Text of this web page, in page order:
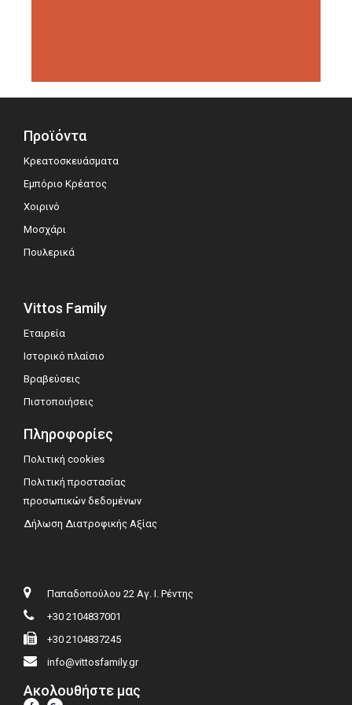
Προϊόντα
Κρεατοσκευάσματα
Εμπόριο Κρέατος
Χοιρινό
Μοσχάρι
Πουλερικά
Vittos Family
Εταιρεία
Ιστορικό πλαίσιο
Βραβεύσεις
Πιστοποιήσεις
Πληροφορίες
Πολιτική cookies
Πολιτική προστασίας
προσωπικών δεδομένων
Δήλωση Διατροφικής Αξίας
Παπαδοπούλου 22 Αγ. Ι. Ρέντης
+30 2104837001
+30 2104837245
info@vittosfamily.gr
Ακολουθήστε μας